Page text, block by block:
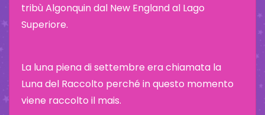
tribù Algonquin dal New England al Lago
Superiore.
La luna piena di settembre era chiamata la
Luna del Raccolto perché in questo momento
viene raccolto il mais.